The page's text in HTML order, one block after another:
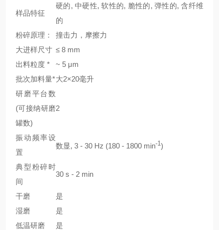
样品特征
硬的, 中硬性, 软性的, 脆性的, 弹性的, 含纤维
的
粉碎原理：
撞击力，摩擦力
大进样尺寸 ≤ 8 mm
出料粒度 *
~ 5 μm
批次加料量*大2×20毫升
研磨平台数
(可接纳研磨
罐数)
2
振动频率设
置
数显, 3 - 30 Hz (180 - 1800 min-1)
典型粉碎时
间
30 s - 2 min
干磨
是
湿磨
是
低温研磨
是